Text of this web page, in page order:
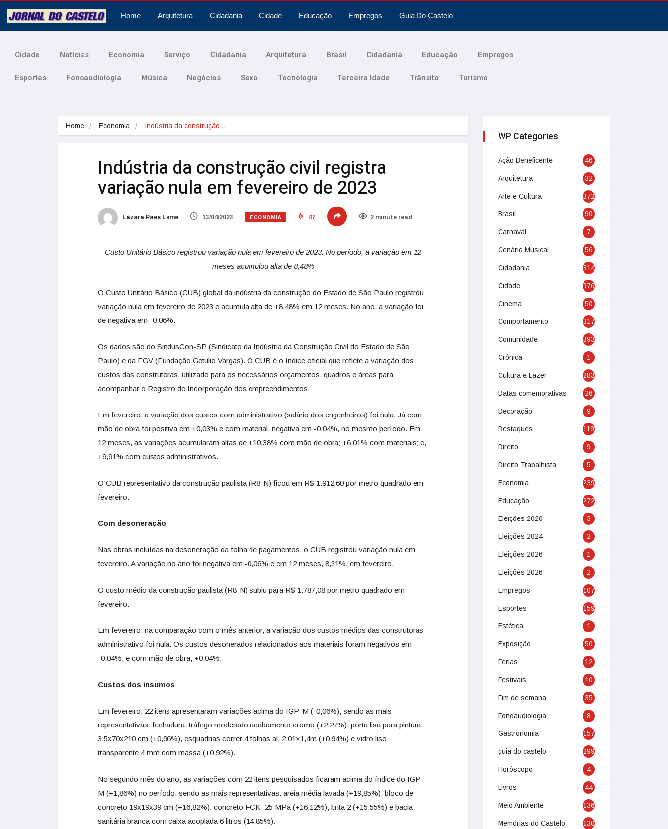
Home Arquitetura Cidadania Cidade Educação Empregos Guia Do Castelo
Cidade Notícias Economia Serviço Cidadania Arquitetura Brasil Cidadania Educação Empregos
Esportes Fonoaudiologia Música Negócios Sexo Tecnologia Terceira Idade Trânsito Turismo
Home Economia Indústria da construção…
Indústria da construção civil registra
variação nula em fevereiro de 2023
Lázara Paes Leme 13/04/2023 ECONOMIA 47 2 minute read
Custo Unitário Básico registrou variação nula em fevereiro de 2023. No período, a variação em 12
meses acumulou alta de 8,48%
O Custo Unitário Básico (CUB) global da indústria da construção do Estado de São Paulo registrou
variação nula em fevereiro de 2023 e acumula alta de +8,48% em 12 meses. No ano, a variação foi
de negativa em -0,06%.
Os dados são do SindusCon-SP (Sindicato da Indústria da Construção Civil do Estado de São
Paulo) e da FGV (Fundação Getulio Vargas). O CUB é o índice oficial que reflete a variação dos
custos das construtoras, utilizado para os necessários orçamentos, quadros e áreas para
acompanhar o Registro de Incorporação dos empreendimentos.
Em fevereiro, a variação dos custos com administrativo (salário dos engenheiros) foi nula. Já com
mão de obra foi positiva em +0,03% e com material, negativa em -0,04%, no mesmo período. Em
12 meses, as variações acumularam altas de +10,38% com mão de obra; +6,01% com materiais; e,
+9,91% com custos administrativos.
O CUB representativo da construção paulista (R8-N) ficou em R$ 1.912,60 por metro quadrado em
fevereiro.
Com desoneração
Nas obras incluídas na desoneração da folha de pagamentos, o CUB registrou variação nula em
fevereiro. A variação no ano foi negativa em -0,06% e em 12 meses, 8,31%, em fevereiro.
O custo médio da construção paulista (R8-N) subiu para R$ 1.787,08 por metro quadrado em
fevereiro.
Em fevereiro, na comparação com o mês anterior, a variação dos custos médios das construtoras
administrativo foi nula. Os custos desonerados relacionados aos materiais foram negativos em
-0,04%; e com mão de obra, +0,04%.
Custos dos insumos
Em fevereiro, 22 itens apresentaram variações acima do IGP-M (-0,06%), sendo as mais
representativas: fechadura, tráfego moderado acabamento cromo (+2,27%), porta lisa para pintura
3,5x70x210 cm (+0,96%), esquadrias correr 4 folhas al. 2,01×1,4m (+0,94%) e vidro liso
transparente 4 mm com massa (+0,92%).
No segundo mês do ano, as variações com 22 itens pesquisados ficaram acima do índice do IGP-
M (+1,86%) no período, sendo as mais representativas: areia média lavada (+19,85%), bloco de
concreto 19x19x39 cm (+16,82%), concreto FCK=25 MPa (+16,12%), brita 2 (+15,55%) e bacia
sanitária branca com caixa acoplada 6 litros (14,85%).
WP Categories
Ação Beneficente 46
Arquitetura 32
Arte e Cultura 372
Brasil 90
Carnaval 7
Cenário Musical 56
Cidadania 314
Cidade 976
Cinema 50
Comportamento 317
Comunidade 393
Crônica 1
Cultura e Lazer 283
Datas comemorativas 26
Decoração 9
Destaques 119
Direito 9
Direito Trabalhista 5
Economia 239
Educação 272
Eleições 2020 3
Eleições 2024 2
Eleições 2026 1
Eleições 2026 2
Empregos 107
Esportes 159
Estética 1
Exposição 50
Férias 12
Festivais 10
Fim de semana 35
Fonoaudiologia 8
Gastronomia 157
guia do castelo 299
Horóscopo 4
Livros 44
Meio Ambiente 136
Memórias do Castelo 130